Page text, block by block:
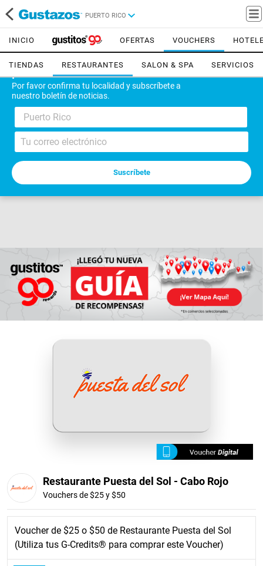
PUERTO RICO
¡Bienvenido!
Por favor confirma tu localidad y subscríbete a
nuestro boletín de noticias.
Puerto Rico
INICIO OFERTAS VOUCHERS
TIENDAS RESTAURANTES SALON & SPA SERVICIOS
Restaurante Puesta del Sol - Cabo Rojo
Vouchers de $25 y $50
Voucher de $25 o $50 de Restaurante Puesta del Sol
(Utiliza tus G-Credits® para comprar este Voucher)